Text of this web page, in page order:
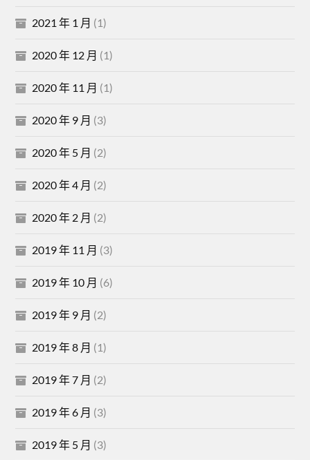
2021 年 1 月 (1)
2020 年 12 月 (1)
2020 年 11 月 (1)
2020 年 9 月 (3)
2020 年 5 月 (2)
2020 年 4 月 (2)
2020 年 2 月 (2)
2019 年 11 月 (3)
2019 年 10 月 (6)
2019 年 9 月 (2)
2019 年 8 月 (1)
2019 年 7 月 (2)
2019 年 6 月 (3)
2019 年 5 月 (3)